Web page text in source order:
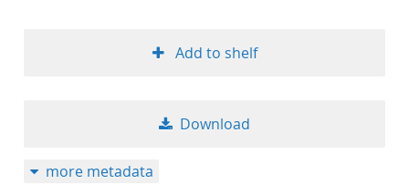
Add to shelf
Download
more metadata